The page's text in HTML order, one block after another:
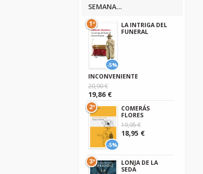
SEMANA...
-5%
1º
LA INTRIGA DEL
FUNERAL
INCONVENIENTE
20,90 €
19,86 €
-5%
2º
COMERÁS
FLORES
19,95 €
18,95 €
3º
LONJA DE LA
SEDA